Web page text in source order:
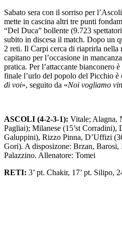
Sabato sera con il sorriso per
mette in cascina altri tre punti
“Del Duca” bollente (9.723
subito in discesa il match. Dopo un
2 reti. Il Carpi cerca di riaprirla nella
capitano per l’occasione in
pratica. Per l’attaccante bianconero
finale l’urlo del popolo del Picchio è
di voi», seguito da «Noi vogliamo
ASCOLI (4-2-3-1): Vitale; Alagna,
Pagliai); Milanese (15’st Corradini),
Galuppini), Rizzo Pinna, D’Uffizi
Gori). A disposizone: Brzan,
Palazzino. Allenatore: Tomei
RETI: 3’ pt. Chakir, 17’ pt. Silipo,